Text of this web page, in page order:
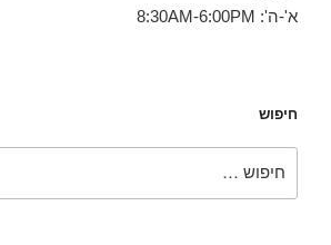
א'-ה': 8:30AM-6:00PM
חיפוש